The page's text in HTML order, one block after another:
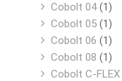
Cobolt 04(1)
Cobolt 05 (1)
Cobolt 06 (1)
Cobolt 08 (1)
Cobolt C-FLEX